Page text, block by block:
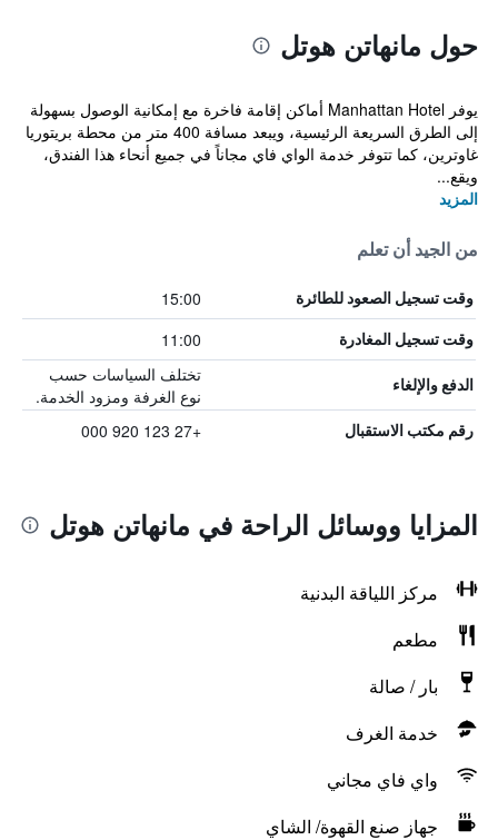
حول مانهاتن هوتل
يوفر Manhattan Hotel أماكن إقامة فاخرة مع إمكانية الوصول بسهولة
إلى الطرق السريعة الرئيسية، ويبعد مسافة 400 متر من محطة بريتوريا
غاوترين، كما تتوفر خدمة الواي فاي مجاناً في جميع أنحاء هذا الفندق،
ويقع...
المزيد
من الجيد أن تعلم
وقت تسجيل الصعود للطائرة 15:00
وقت تسجيل المغادرة 11:00
الدفع والإلغاء
تختلف السياسات حسب
نوع الغرفة ومزود الخدمة.
رقم مكتب الاستقبال +27 123 920 000
المزايا ووسائل الراحة في مانهاتن هوتل
مركز اللياقة البدنية
مطعم
بار / صالة
خدمة الغرف
واي فاي مجاني
جهاز صنع القهوة/ الشاي